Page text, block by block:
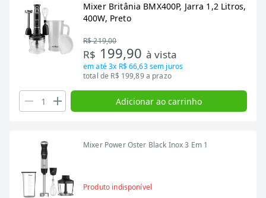
Mixer Britânia BMX400P, Jarra 1,2 Litros,
400W, Preto
R$ 219,00
R$ 199,90 à vista
em até3x R$ 66,63sem juros
total de R$ 199,89 a prazo
Adicionar ao carrinho
Mixer Power Oster Black Inox 3 Em 1
Produto indisponível